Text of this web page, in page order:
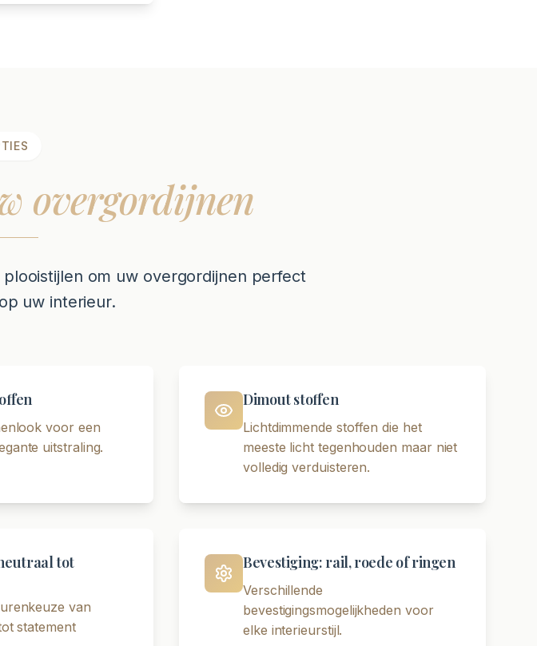
overgordijnen
om uw overgordijnen perfect
uw interieur.
voor een
uitstraling.
Dimout stoffen
Lichtdimmende stoffen die het
meeste licht tegenhouden maar niet
volledig verduisteren.
tot
van
statement
Bevestiging: rail, roede of ringen
Verschillende
bevestigingsmogelijkheden voor
elke interieurstijl.